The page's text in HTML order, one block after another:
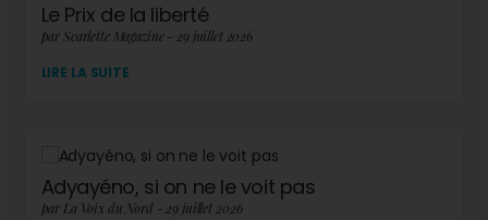
Le Prix de la liberté
par Scarlette Magazine - 29 juillet 2026
LIRE LA SUITE
Adyayéno, si on ne le voit pas
par La Voix du Nord - 29 juillet 2026